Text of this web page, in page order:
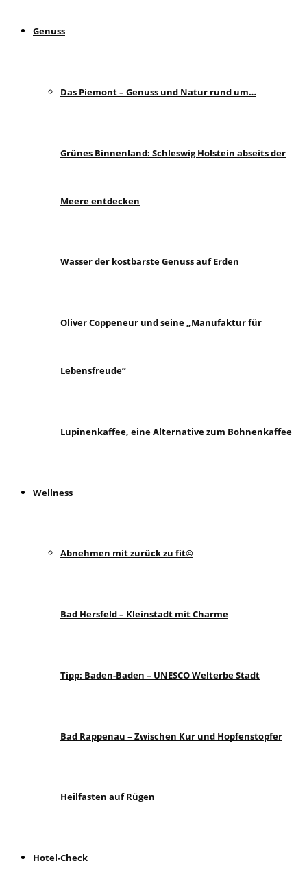
Genuss
Das Piemont – Genuss und Natur rund um…
Grünes Binnenland: Schleswig Holstein abseits der
Meere entdecken
Wasser der kostbarste Genuss auf Erden
Oliver Coppeneur und seine „Manufaktur für
Lebensfreude“
Lupinenkaffee, eine Alternative zum Bohnenkaffee
Wellness
Abnehmen mit zurück zu fit©
Bad Hersfeld – Kleinstadt mit Charme
Tipp: Baden-Baden – UNESCO Welterbe Stadt
Bad Rappenau – Zwischen Kur und Hopfenstopfer
Heilfasten auf Rügen
Hotel-Check